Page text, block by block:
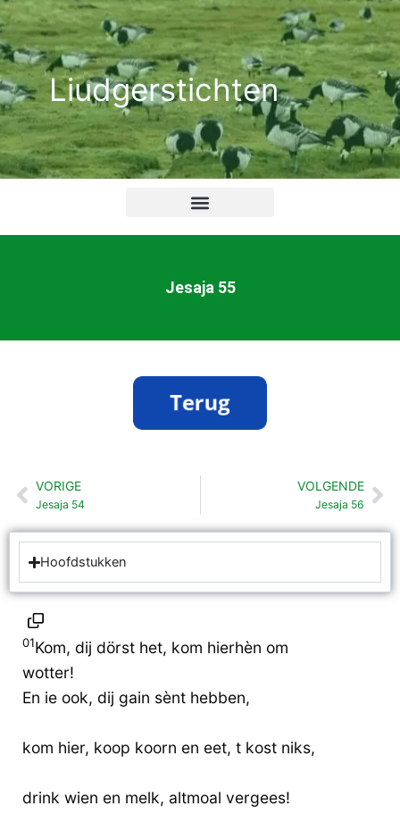
Ga
naar
de
inhoudLiudgerstichten
Jesaja 55
Vorige
VORIGE
Jesaja 54
VOLGENDE
Jesaja 56
Hoofdstukken
01Kom, dij dörst het, kom hierhèn om
wotter!
En ie ook, dij gain sènt hebben,
kom hier, koop koorn en eet, t kost niks,
drink wien en melk, altmoal vergees!